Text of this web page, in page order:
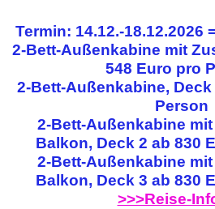
Termin: 14.12.-18.12.2026
2-Bett-Außenkabine mit
548 Euro pro
2-Bett-Außenkabine,
Person
2-Bett-Außenkabine
Balkon, Deck 2 ab 830
2-Bett-Außenkabine
Balkon, Deck 3 ab 830
>>>Reise-